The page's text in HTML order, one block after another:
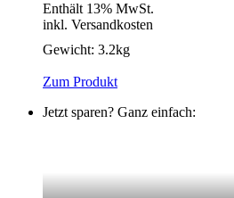
Enthält 13% MwSt.
inkl. Versandkosten
Gewicht: 3.2kg
Zum Produkt
Jetzt sparen? Ganz einfach: